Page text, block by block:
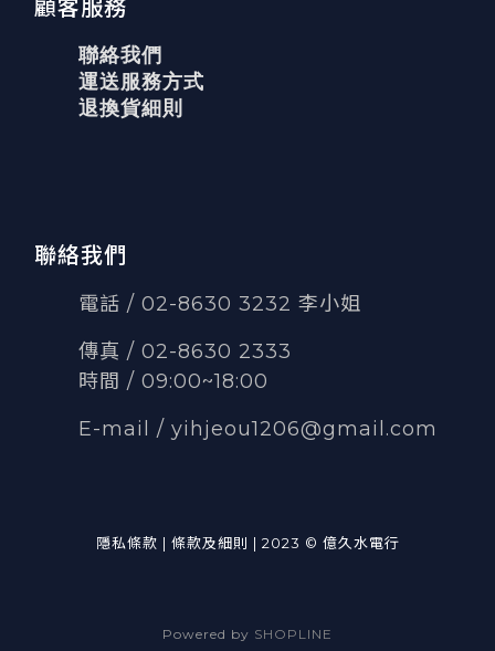
顧客服務
聯絡我們
運送服務方式
退換貨細則
聯絡我們
電話 / 02-8630 3232 李小姐
傳真 / 02-8630 2333
時間 / 09:00~18:00
E-mail / yihjeou1206@gmail.com
隱私條款 | 條款及細則 | 2023 © 億久水電行
Powered by SHOPLINE